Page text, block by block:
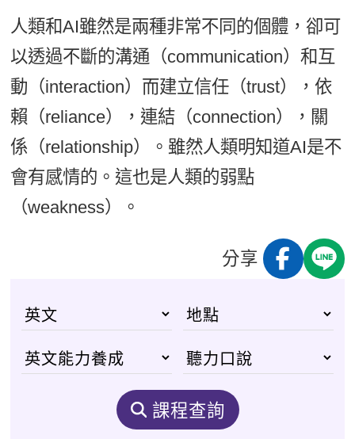
人類和AI雖然是兩種非常不同的個體，卻可
以透過不斷的溝通（communication）和互
動（interaction）而建立信任（trust），依
賴（reliance），連結（connection），關
係（relationship）。雖然人類明知道AI是不
會有感情的。這也是人類的弱點
（weakness）。
分享
課程查詢